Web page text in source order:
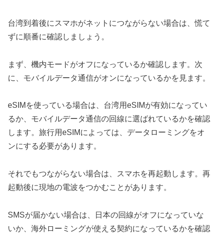
台湾到着後にスマホがネットにつながらない場合は、慌て
ずに順番に確認しましょう。
まず、機内モードがオフになっているか確認します。次
に、モバイルデータ通信がオンになっているかを見ます。
eSIMを使っている場合は、台湾用eSIMが有効になってい
るか、モバイルデータ通信の回線に選ばれているかを確認
します。旅行用eSIMによっては、データローミングをオ
ンにする必要があります。
それでもつながらない場合は、スマホを再起動します。再
起動後に現地の電波をつかむことがあります。
SMSが届かない場合は、日本の回線がオフになっていな
いか、海外ローミングが使える契約になっているかを確認